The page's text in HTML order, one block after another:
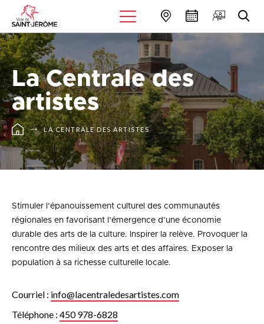
La Centrale des
artistes
LA CENTRALE DES ARTISTES
Stimuler l’épanouissement culturel des communautés
régionales en favorisant l’émergence d’une économie
durable des arts de la culture. Inspirer la relève. Provoquer la
rencontre des milieux des arts et des affaires. Exposer la
population à sa richesse culturelle locale.
Courriel : info@lacentraledesartistes.com
Téléphone : 450 978-6828